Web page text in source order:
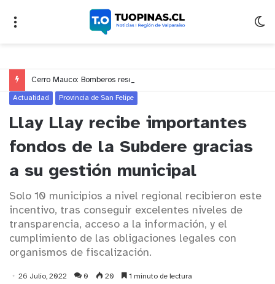
Actualidad Provincia de San Felipe
Llay Llay recibe importantes
fondos de la Subdere gracias
a su gestión municipal
Solo 10 municipios a nivel regional recibieron este
incentivo, tras conseguir excelentes niveles de
transparencia, acceso a la información, y el
cumplimiento de las obligaciones legales con
organismos de fiscalización.
26 Julio, 2022 0 20 1 minuto de lectura